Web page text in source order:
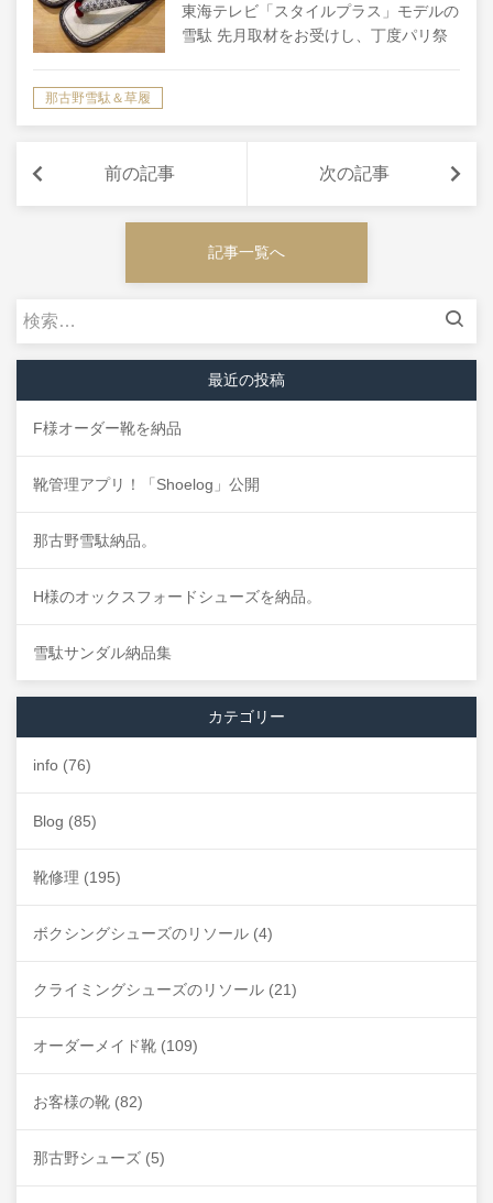
東海テレビ「スタイルプラス」モデルの
雪駄 先月取材をお受けし、丁度パリ祭
那古野雪駄＆草履
前の記事 次の記事
記事一覧へ
検
最近の投稿
F様オーダー靴を納品
靴管理アプリ！「Shoelog」公開
那古野雪駄納品。
H様のオックスフォードシューズを納品。
雪駄サンダル納品集
カテゴリー
info (76)
Blog (85)
靴修理 (195)
ボクシングシューズのリソール (4)
クライミングシューズのリソール (21)
オーダーメイド靴 (109)
お客様の靴 (82)
那古野シューズ (5)